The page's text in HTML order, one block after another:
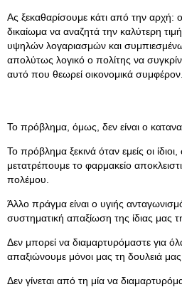
Ας ξεκαθαρίσουμε κάτι από την αρχή:
δικαίωμα να αναζητά την καλύτερη
υψηλών λογαριασμών και
απολύτως λογικό ο πολίτης να
αυτό που θεωρεί οικονομικά συμφέρον.
Το πρόβλημα, όμως, δεν είναι ο
Το πρόβλημα ξεκινά όταν εμείς οι
μετατρέπουμε το φαρμακείο
πολέμου.
Άλλο πράγμα είναι ο υγιής
συστηματική απαξίωση της ίδιας μας
Δεν μπορεί να διαμαρτυρόμαστε για
απαξιώνουμε μόνοι μας τη δουλειά μας
Δεν γίνεται από τη μία να